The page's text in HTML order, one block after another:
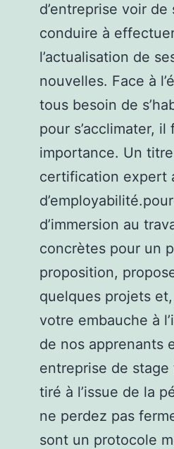
d’entreprise voir
conduire à
l’actualisation de
nouvelles. Face à
tous besoin de
pour s’acclimater,
importance. Un
certification expert
d’immersion au
concrètes pour un
proposition,
quelques projets
votre embauche à
de nos apprenants
entreprise de stage
tiré à l’issue de la
ne perdez pas
sont un protocole